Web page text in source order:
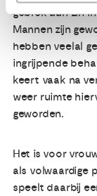
gebrek aan zin
Mannen zijn
hebben veelal
ingrijpende
keert vaak na
weer ruimte
geworden.
Het is voor
als volwaardige
speelt daarbij